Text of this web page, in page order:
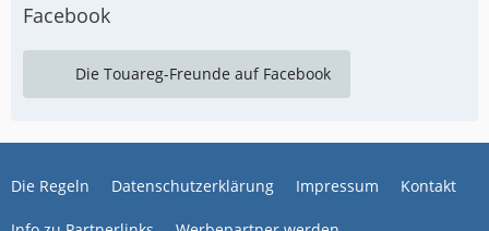
Facebook
Die Touareg-Freunde auf Facebook
Die Regeln Datenschutzerklärung Impressum Kontakt